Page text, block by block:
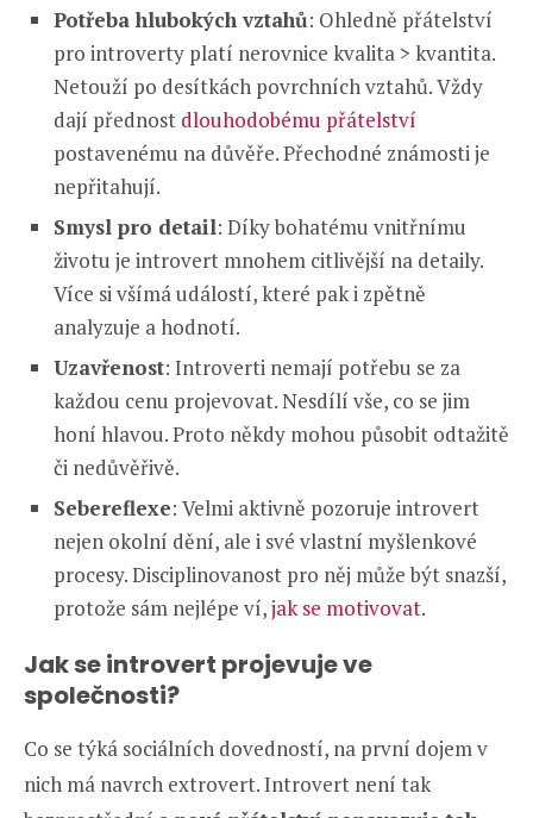
Potřeba hlubokých vztahů: Ohledně přátelství
pro introverty platí nerovnice kvalita > kvantita.
Netouží po desítkách povrchních vztahů. Vždy
dají přednost dlouhodobému přátelství
postavenému na důvěře. Přechodné známosti je
nepřitahují.
Smysl pro detail: Díky bohatému vnitřnímu
životu je introvert mnohem citlivější na detaily.
Více si všímá událostí, které pak i zpětně
analyzuje a hodnotí.
Uzavřenost: Introverti nemají potřebu se za
každou cenu projevovat. Nesdílí vše, co se jim
honí hlavou. Proto někdy mohou působit odtažitě
či nedůvěřivě.
Sebereflexe: Velmi aktivně pozoruje introvert
nejen okolní dění, ale i své vlastní myšlenkové
procesy. Disciplinovanost pro něj může být snazší,
protože sám nejlépe ví,jak se motivovat.
Jak se introvert projevuje ve
společnosti?
Co se týká sociálních dovedností, na první dojem v
nich má navrch extrovert. Introvert není tak